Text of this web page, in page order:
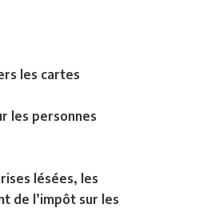
les cartes
les personnes
lésées, les
de l’impôt sur les